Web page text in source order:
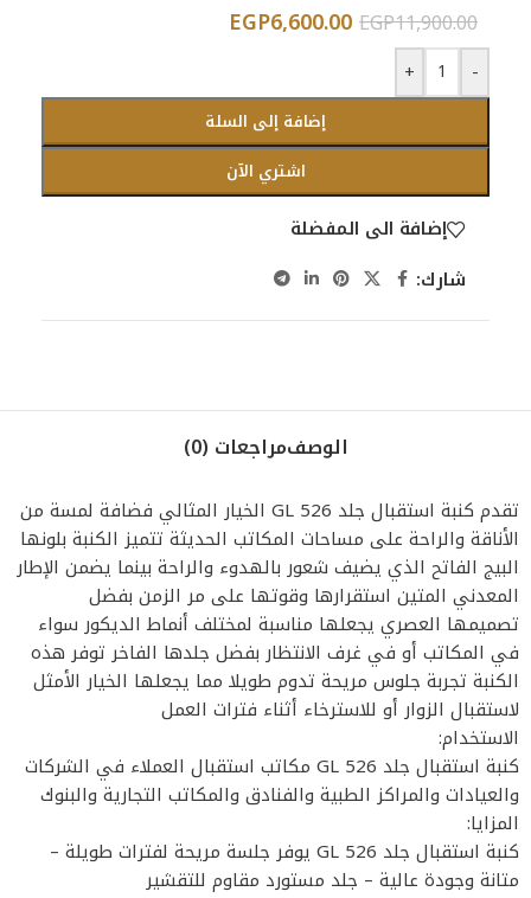
EGP11,900.00
EGP6,600.00
-
+
إضافة إلى السلة
اشتري الآن
إضافة الى المفضلة
شارك:
الوصفمراجعات (0)
تقدم كنبة استقبال جلد GL 526 الخيار المثالي فضافة لمسة من
الأناقة والراحة على مساحات المكاتب الحديثة تتميز الكنبة بلونها
البيج الفاتح الذي يضيف شعور بالهدوء والراحة بينما يضمن الإطار
المعدني المتين استقرارها وقوتها على مر الزمن بفضل
تصميمها العصري يجعلها مناسبة لمختلف أنماط الديكور سواء
في المكاتب أو في غرف الانتظار بفضل جلدها الفاخر توفر هذه
الكنبة تجربة جلوس مريحة تدوم طويلا مما يجعلها الخيار الأمثل
لاستقبال الزوار أو للاسترخاء أثناء فترات العمل
الاستخدام:
كنبة استقبال جلد GL 526 مكاتب استقبال العملاء في الشركات
والعيادات والمراكز الطبية والفنادق والمكاتب التجارية والبنوك
المزايا:
كنبة استقبال جلد GL 526 يوفر جلسة مريحة لفترات طويلة –
متانة وجودة عالية – جلد مستورد مقاوم للتقشير